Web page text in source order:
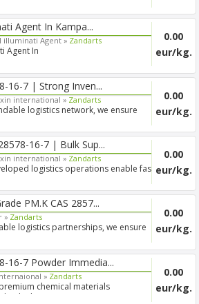
Agent In Kampa...
illuminati Agent » Zandarts
Agent In
0.00
eur/kg.
16-7 | Strong Inven...
international »Zandarts
logistics network, we ensure
0.00
eur/kg.
16-7 | Bulk Sup...
international » Zandarts
logistics operations enable fast
0.00
eur/kg.
PM.K CAS 2857...
» Zandarts
logistics partnerships, we ensure
0.00
eur/kg.
16-7 Powder Immedia...
»Zandarts
chemical materials
to high s...
0.00
eur/kg.